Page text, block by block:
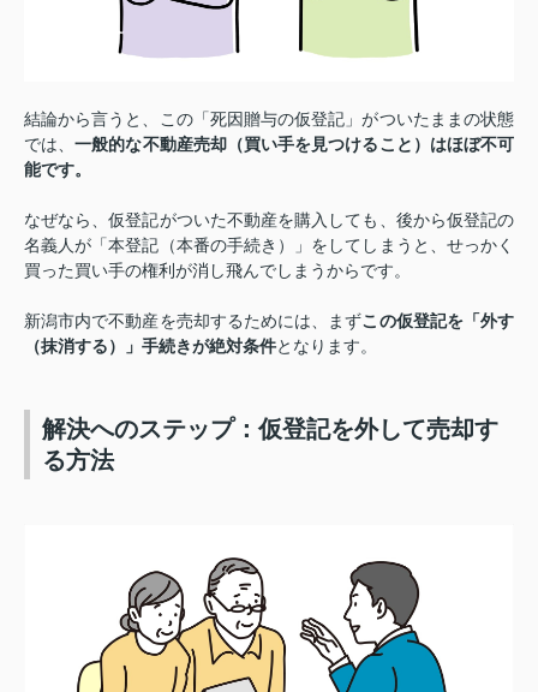
結論から言うと、この「死因贈与の仮登記」がついたままの状態
では、一般的な不動産売却（買い手を見つけること）はほぼ不可
能です。
なぜなら、仮登記がついた不動産を購入しても、後から仮登記の
名義人が「本登記（本番の手続き）」をしてしまうと、せっかく
買った買い手の権利が消し飛んでしまうからです。
新潟市内で不動産を売却するためには、まずこの仮登記を「外す
（抹消する）」手続きが絶対条件となります。
解決へのステップ：仮登記を外して売却す
る方法